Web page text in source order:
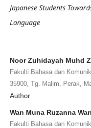
Japanese Students
Language
Noor Zuhidayah Muhd
Fakulti Bahasa dan
35900, Tg. Malim, Perak,
Author
Wan Muna Ruzanna
Fakulti Bahasa dan